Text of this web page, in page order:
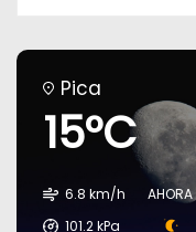
Pica
15°C
6.8 km/h
101.2kPa
AHORA